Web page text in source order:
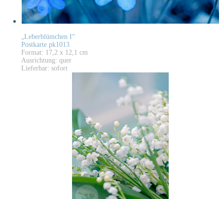
„Leberblümchen I“
Postkarte pk1013
Format: 17,2 x 12,1 cm
Ausrichtung: quer
Lieferbar: sofort